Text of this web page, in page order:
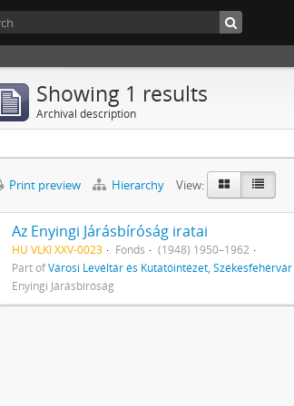
Showing 1 results
Archival description
Print preview Hierarchy View:
Az Enyingi Járásbíróság iratai
HU VLKI XXV-0023 Fonds
(1948) 1950–1962
Part ofVárosi Levéltár és Kutatóintézet, Székesfehérvár
Enyingi Járásbíróság